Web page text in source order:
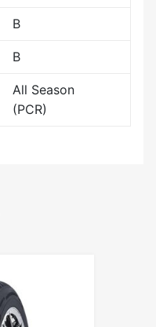
B
B
All Season
(PCR)